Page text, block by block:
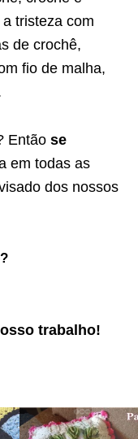
tristeza com
de crochê,
fio de malha,
Então se
em todas as
dos nossos
trabalho!